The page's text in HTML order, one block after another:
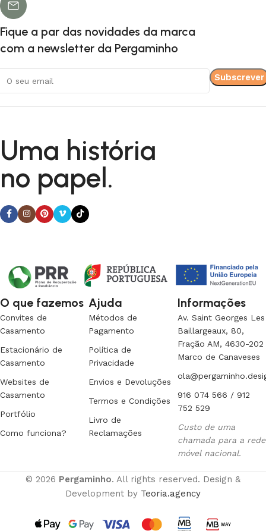
Fique a par das novidades da marca
com a newsletter da Pergaminho
O que fazemos
Convites de
Casamento
Estacionário de
Casamento
Websites de
Casamento
Portfólio
Como funciona?
Ajuda
Métodos de
Pagamento
Política de
Privacidade
Envios e Devoluções
Termos e Condições
Livro de
Reclamações
Informações
Av. Saint Georges Les
Baillargeaux, 80,
Fração AM, 4630-202
Marco de Canaveses
916 074 566 / 912
752 529
Custo de uma
chamada para a rede
móvel nacional.
Uma história
no papel.
© 2026 Pergaminho. All rights reserved. Design &
Development by Teoria.agency